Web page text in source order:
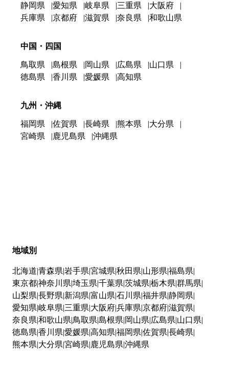
静岡県 愛知県 岐阜県 三重県
大阪府
兵庫県
京都府 滋賀県 奈良県 和歌山県
中国・四国
鳥取県 島根県 岡山県 広島県
山口県
徳島県
香川県 愛媛県 高知県
九州・沖縄
福岡県 佐賀県 長崎県 熊本県
大分県
宮崎県
鹿児島県 沖縄県
地域別
北海道 青森県 岩手県 宮城県 秋田県 山形県 福島県
東京都神奈川県 埼玉県 千葉県 茨城県 栃木県 群馬県
山梨県 長野県 新潟県 富山県 石川県 福井県 静岡県
愛知県 岐阜県 三重県 大阪府兵庫県 京都府滋賀県
奈良県 和歌山県 鳥取県 島根県 岡山県 広島県 山口県
徳島県 香川県 愛媛県 高知県 福岡県 佐賀県 長崎県
熊本県 大分県 宮崎県 鹿児島県 沖縄県